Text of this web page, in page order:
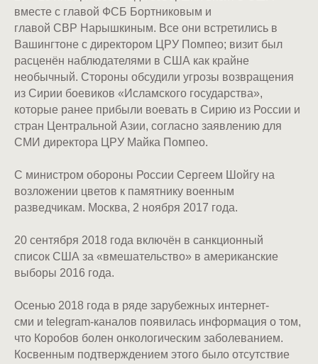
вместе с главой ФСБ Бортниковым и
главой СВР Нарышкиным. Все они встретились в
Вашингтоне с директором ЦРУ Помпео; визит был
расценён наблюдателями в США как крайне
необычный. Стороны обсудили угрозы возвращения
из Сирии боевиков «Исламского государства»,
которые ранее прибыли воевать в Сирию из России и
стран Центральной Азии, согласно заявлению для
СМИ директора ЦРУ Майка Помпео.
С министром обороны России Сергеем Шойгу на
возложении цветов к памятнику военным
разведчикам. Москва, 2 ноября 2017 года.
20 сентября 2018 года включён в санкционный
список США за «вмешательство» в американские
выборы 2016 года.
Осенью 2018 года в ряде зарубежных интернет-
сми и telegram-каналов появилась информация о том,
что Коробов болен онкологическим заболеванием.
Косвенным подтверждением этого было отсутствие